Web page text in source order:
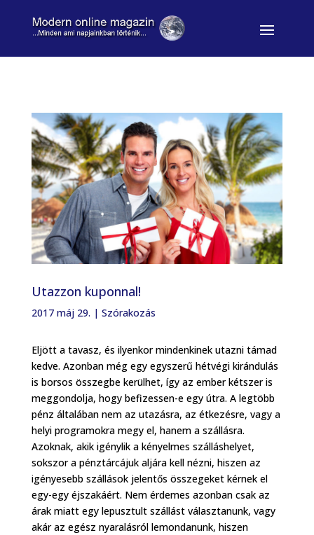
Utazzon kuponnal!
2017 máj 29. | Szórakozás
Eljött a tavasz, és ilyenkor mindenkinek utazni támad
kedve. Azonban még egy egyszerű hétvégi kirándulás
is borsos összegbe kerülhet, így az ember kétszer is
meggondolja, hogy befizessen-e egy útra. A legtöbb
pénz általában nem az utazásra, az étkezésre, vagy a
helyi programokra megy el, hanem a szállásra.
Azoknak, akik igénylik a kényelmes szálláshelyet,
sokszor a pénztárcájuk aljára kell nézni, hiszen az
igényesebb szállások jelentős összegeket kérnek el
egy-egy éjszakáért. Nem érdemes azonban csak az
árak miatt egy lepusztult szállást választanunk, vagy
akár az egész nyaralásról lemondanunk, hiszen